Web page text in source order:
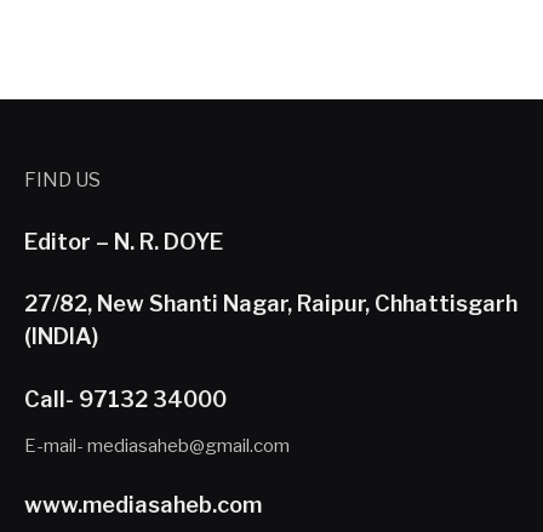
FIND US
Editor – N. R. DOYE
27/82, New Shanti Nagar, Raipur, Chhattisgarh
(INDIA)
Call- 97132 34000
E-mail- mediasaheb@gmail.com
www.mediasaheb.com